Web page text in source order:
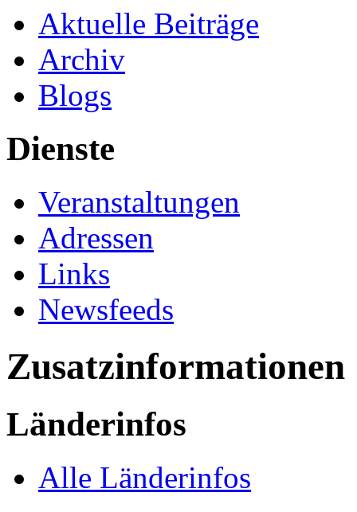
Aktuelle Beiträge
Archiv
Blogs
Dienste
Veranstaltungen
Adressen
Links
Newsfeeds
Zusatzinformationen
Länderinfos
Alle Länderinfos